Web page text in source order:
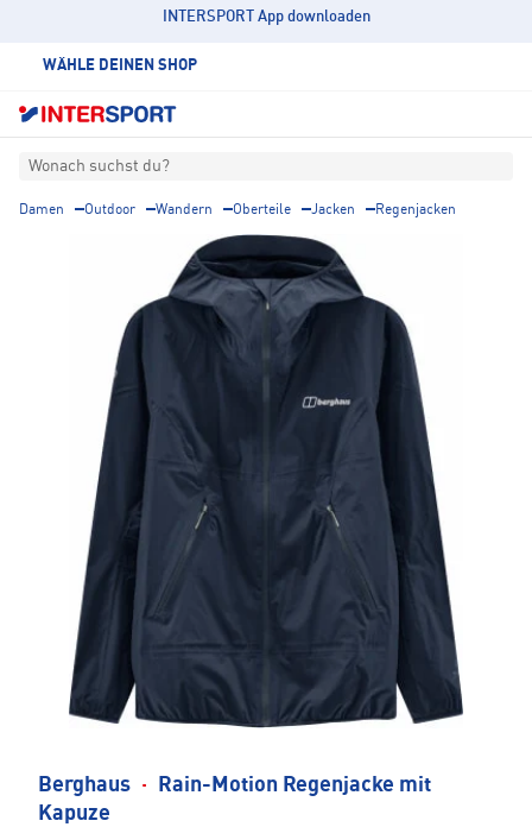
INTERSPORT App downloaden
WÄHLE DEINEN SHOP
Wonach suchst du?
Damen Outdoor Wandern Oberteile Jacken Regenjacken
Berghaus ·
Rain-Motion Regenjacke mit
Kapuze